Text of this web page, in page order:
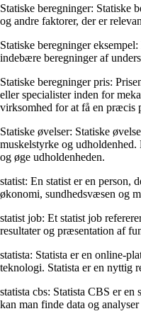
Statiske beregninger: Statiske
og andre faktorer, der er
Statiske beregninger
indebære beregninger af
Statiske beregninger pris:
eller specialister inden for
virksomhed for at få en præcis
Statiske øvelser: Statiske
muskelstyrke og
og øge udholdenheden.
statist: En statist er en person,
økonomi, sundhedsvæsen og
statist job: Et statist job
resultater og præsentation af
statista: Statista er en online-
teknologi. Statista er en nyttig
statista cbs: Statista CBS er
kan man finde data og